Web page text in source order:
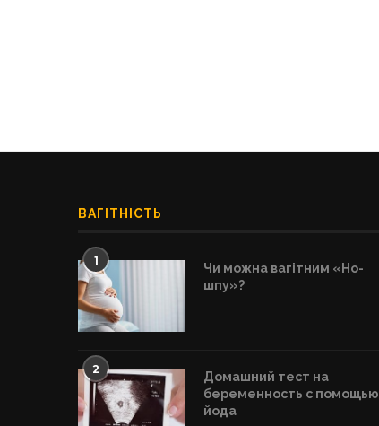
ВАГІТНІСТЬ
1
Чи можна вагітним «Но-
шпу»?
2
Домашний тест на
беременность с помощью
йода